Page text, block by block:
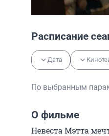
Расписание
Дата
По выбранным
О фильме
Невеста Мэтта